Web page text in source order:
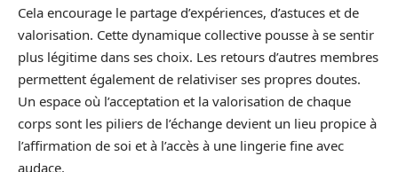
Cela encourage le partage d’expériences, d’astuces et de
valorisation. Cette dynamique collective pousse à se sentir
plus légitime dans ses choix. Les retours d’autres membres
permettent également de relativiser ses propres doutes.
Un espace où l’acceptation et la valorisation de chaque
corps sont les piliers de l’échange devient un lieu propice à
l’affirmation de soi et à l’accès à une lingerie fine avec
audace.